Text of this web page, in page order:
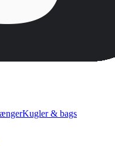
Kugler & bags